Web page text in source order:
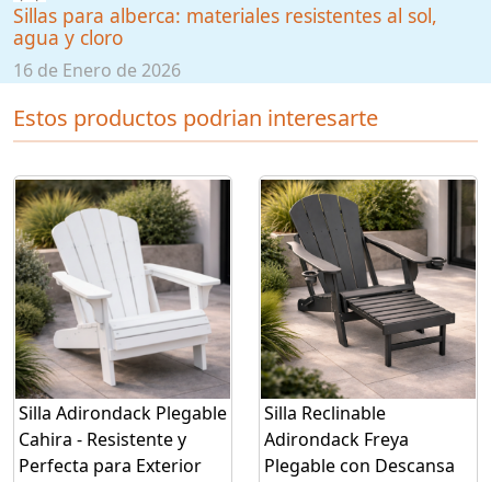
Sillas para alberca: materiales resistentes al sol,
agua y cloro
16 de Enero de 2026
Estos productos podrian interesarte
Silla Adirondack Plegable
Cahira - Resistente y
Perfecta para Exterior
Silla Reclinable
Adirondack Freya
Plegable con Descansa